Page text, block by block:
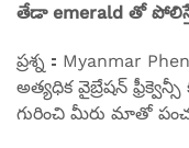
తేడా emerald తో
ప్రశ్న：Myanmar
అత్యధిక వైబ్రేషన్
గురించి మీరు మాతో